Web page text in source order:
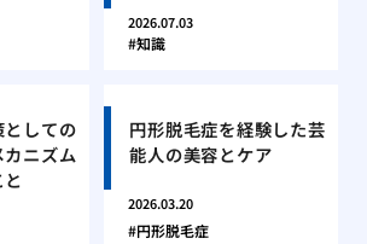
2026.07.03
知識
しての
ニズム
円形脱毛症を経験した芸
能人の美容とケア
2026.03.20
円形脱毛症